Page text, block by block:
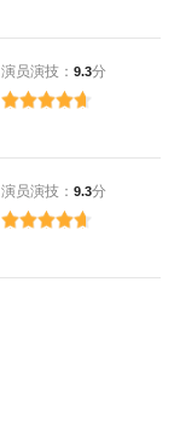
演员演技：9.3分
演员演技：9.3分